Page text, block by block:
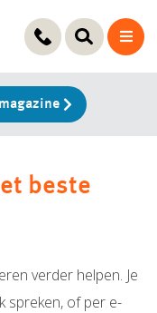
beste
verder helpen. Je
spreken, of per e-